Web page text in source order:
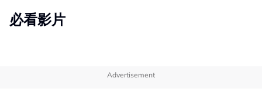
必看影片
Advertisement